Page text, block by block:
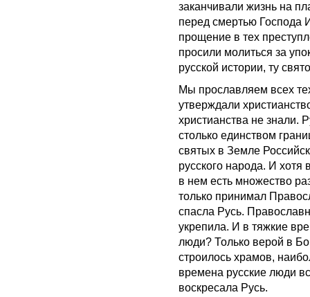
заканчивали жизнь на
перед смертью Господа
прощение в тех
просили молиться за
русской истории, ту
Мы прославляем всех
утверждали
христианства не знали.
столько единством
святых в Земле
русского народа. И хотя
в нем есть множество
только принимал
спасла Русь.
укрепила. И в тяжкие
люди? Только верой в
строилось храмов,
времена русские люди
воскресала Русь.